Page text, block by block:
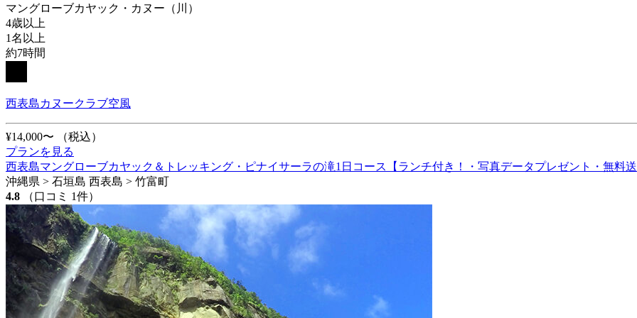
マングローブカヤック・カヌー（川）
4歳以上
1名以上
約7時間
西表島カヌークラブ空風
¥14,000〜
（税込）
プランを見る
西表島マングローブカヤック＆トレッキング・ピナイサーラの滝1日コース【ランチ付き！・写真データプレゼント・無料送
沖縄県 > 石垣島 西表島 > 竹富町
4.8
（口コミ 1件）